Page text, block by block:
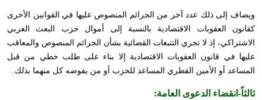
ويضاف إلى ذلك عدد آخر من الجرائم المنصوص عليها في القوانين الأخرى
كقانون العقوبات الاقتصادية بالنسبة إلى أموال حزب البعث العربي
الاشتراكي، إذ لا تجري التتبعات القضائية بشأن الجرائم المنصوص والمعاقب
عليها في قانون العقوبات الاقتصادية إلا بناء على طلب خطي من قبل
المساعد أو الأمين القطري المساعد للحزب أو من يفوضه كل منهما بذلك.
ثالثاً- انقضاء الدعوى العامة: